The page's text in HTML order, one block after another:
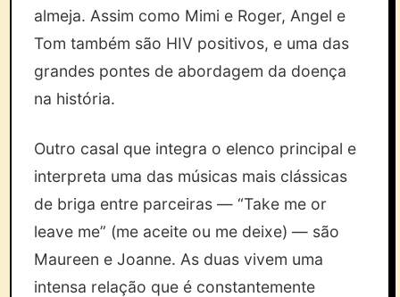
almeja. Assim como Mimi e Roger, Angel e
Tom também são HIV positivos, e uma das
grandes pontes de abordagem da doença
na história.
Outro casal que integra o elenco principal e
interpreta uma das músicas mais clássicas
de briga entre parceiras — “Take me or
leave me” (me aceite ou me deixe) — são
Maureen e Joanne. As duas vivem uma
intensa relação que é constantemente